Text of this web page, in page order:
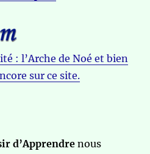
: l’Arche de Noé et bien
sur ce site.
d’Apprendre nous